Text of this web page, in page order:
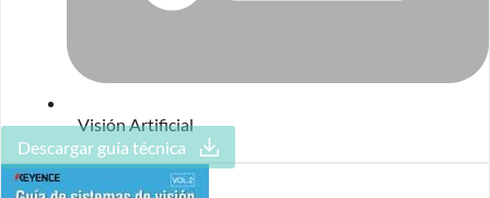
Visión Artificial
Descargar guía técnica